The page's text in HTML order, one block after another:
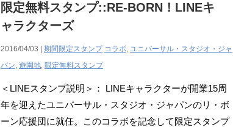
限定無料スタンプ::RE-BORN！LINEキ
ャラクターズ
2016/04/03 | 期間限定スタンプ コラボ, ユニバーサル・スタジオ・ジャ
パン, 遊園地, 限定無料スタンプ
＜LINEスタンプ説明＞： LINEキャラクターが開業15周
年を迎えたユニバーサル・スタジオ・ジャパンのリ・ボ
ーン応援団に就任。このコラボを記念して限定スタンプ